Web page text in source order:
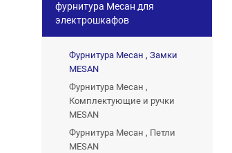
фурнитура Месан для
электрошкафов
Фурнитура Месан , Замки
MESAN
Фурнитура Месан ,
Комплектующие и ручки
MESAN
Фурнитура Месан , Петли
MESAN